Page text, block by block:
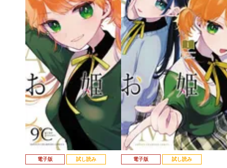
電子版 試し読み 電子版 試し読み